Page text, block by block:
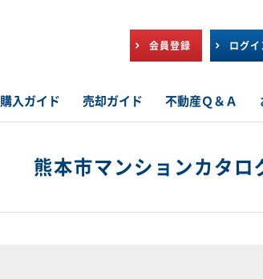
会員登録 ログイ
購入ガイド 売却ガイド 不動産Ｑ＆Ａ
熊本市マンションカタロ